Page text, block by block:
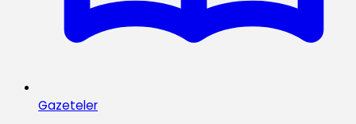
Gazeteler